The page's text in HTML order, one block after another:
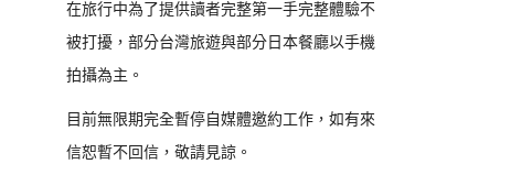
在旅行中為了提供讀者完整第一手完整體驗不
被打擾，部分台灣旅遊與部分日本餐廳以手機
拍攝為主。
目前無限期完全暫停自媒體邀約工作，如有來
信恕暫不回信，敬請見諒。